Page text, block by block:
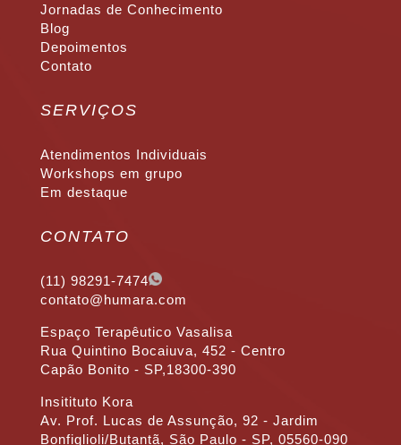
Jornadas de Conhecimento
Blog
Depoimentos
Contato
SERVIÇOS
Atendimentos Individuais
Workshops em grupo
Em destaque
CONTATO
(11) 98291-7474
contato@humara.com
Espaço Terapêutico Vasalisa
Rua Quintino Bocaiuva, 452 - Centro
Capão Bonito - SP,18300-390
Insitituto Kora
Av. Prof. Lucas de Assunção, 92 - Jardim
Bonfiglioli/Butantã, São Paulo - SP, 05560-090